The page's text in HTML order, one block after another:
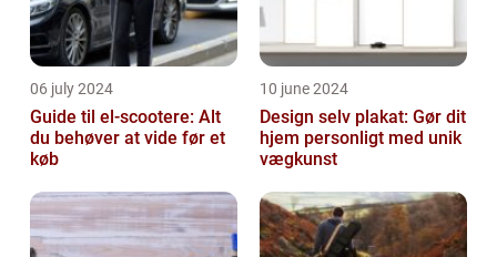
06 july 2024
Guide til el-scootere: Alt
du behøver at vide før et
køb
10 june 2024
Design selv plakat: Gør dit
hjem personligt med unik
vægkunst